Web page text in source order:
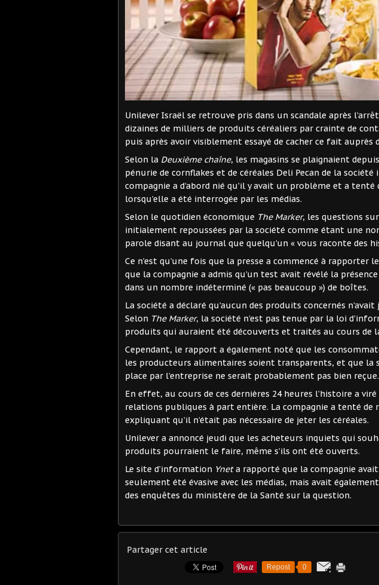
Unilever Israël se retrouve pris dans un scandale après
dizaines de milliers de produits céréaliers par crainte de
puis après avoir visiblement essayé de cacher ce fait auprès
Selon la Deuxième chaîne, les magasins se plaignaient
pénurie de cornflakes et de céréales Deli Pecan de la
compagnie a d’abord nié qu’il y avait un problème et a
lorsqu’elle a été interrogée par les médias.
Selon le quotidien économique The Marker, les questions
initialement repoussées par la société comme étant une
parole disant au journal que quelqu’un « vous raconte des
Ce n’est qu’une fois que la presse a commencé à rapporter
que la compagnie a admis qu’un test avait révélé la
dans un nombre indéterminé (« pas beaucoup ») de boîtes.
La société a déclaré qu’aucun des produits concernés
Selon The Marker, la société n’est pas tenue par la loi
produits qui auraient été découverts et traités au cours de
Cependant, le rapport a également noté que les
les producteurs alimentaires soient transparents, et que la
place par l’entreprise ne serait probablement pas bien reçue.
En effet, au cours de ces dernières 24 heures l’histoire a
relations publiques à part entière. La compagnie a tenté de
expliquant qu’il n’était pas nécessaire de jeter les céréales.
Unilever a annoncé jeudi que les acheteurs inquiets qui
produits pourraient le faire, même s’ils ont été ouverts.
Le site d’information Yneta rapporté que la compagnie
seulement été évasive avec les médias, mais avait
des enquêtes du ministère de la Santé sur la question.
Partager cet article
Repost 0